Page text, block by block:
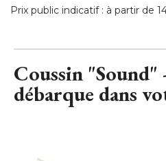
Prix public indicatif : à partir de
Coussin
débarque dans